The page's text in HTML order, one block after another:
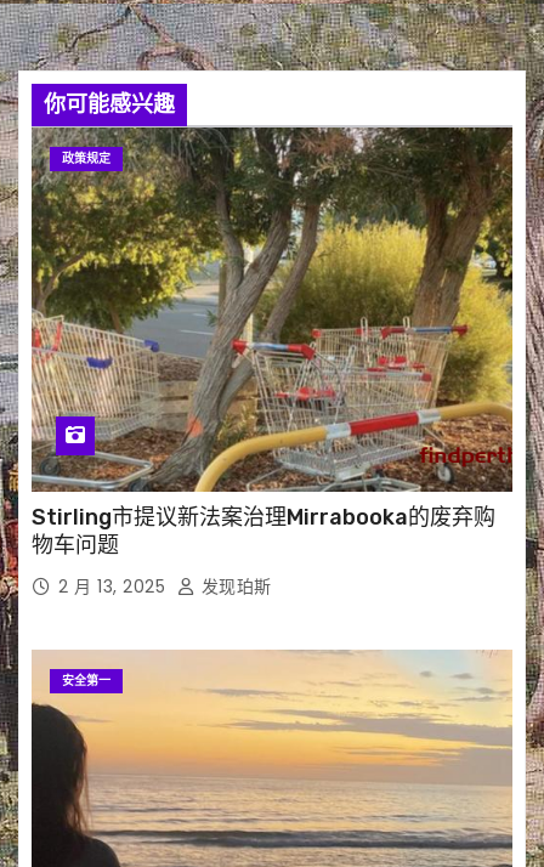
你可能感兴趣
政策规定
Stirling市提议新法案治理Mirrabooka的废弃购
物车问题
2 月 13, 2025 发现珀斯
安全第一